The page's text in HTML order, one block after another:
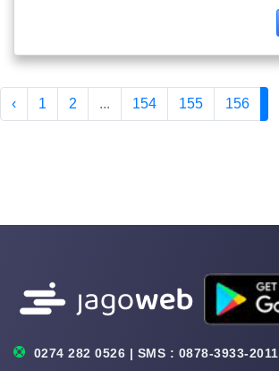
‹ 1 2 ... 154 155 156
0274 282 0526 | SMS : 0878-3933-2011